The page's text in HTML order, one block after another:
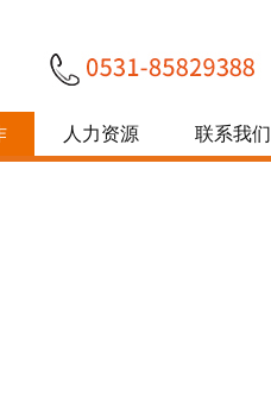
人力资源 联系我们